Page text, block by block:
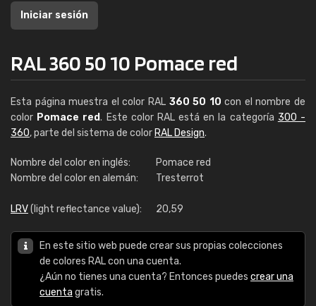
Iniciar sesión
RAL 360 50 10 Pomace red
Esta página muestra el color RAL 360 50 10 con el nombre de
color Pomace red. Este color RAL está en la categoría 300 -
360, parte del sistema de color RAL Design.
Nombre del color en inglés:
Pomace red
Nombre del color en alemán:
Tresterrot
LRV(light reflectance value): 20,59
En este sitio web puede crear sus propias colecciones
de colores RAL con una cuenta.
¿Aún no tienes una cuenta? Entonces puedes crear una
cuenta gratis.